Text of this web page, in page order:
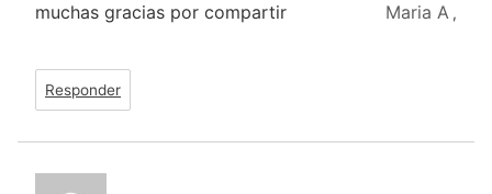
Maria A ,
muchas gracias por compartir
Responder